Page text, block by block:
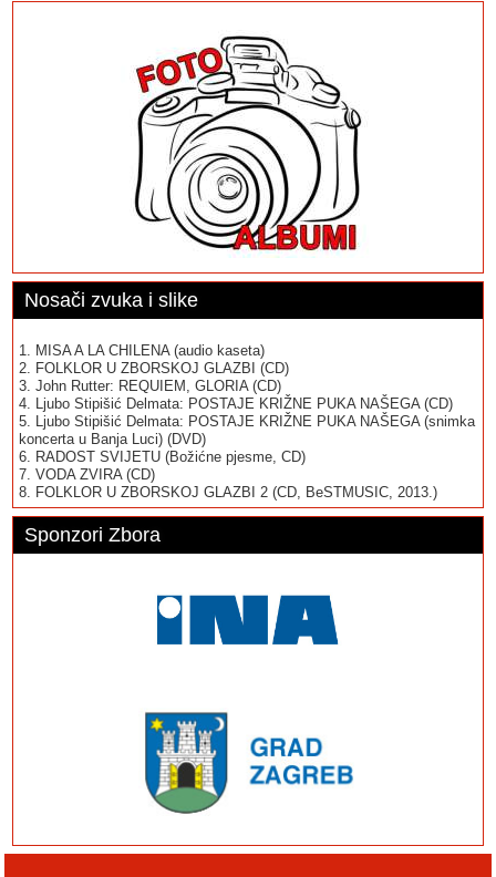
Nosači zvuka i slike
1. MISA A LA CHILENA (audio kaseta)
2. FOLKLOR U ZBORSKOJ GLAZBI (CD)
3. John Rutter: REQUIEM, GLORIA (CD)
4. Ljubo Stipišić Delmata: POSTAJE KRIŽNE PUKA NAŠEGA (CD)
5. Ljubo Stipišić Delmata: POSTAJE KRIŽNE PUKA NAŠEGA (snimka
koncerta u Banja Luci) (DVD)
6. RADOST SVIJETU (Božićne pjesme, CD)
7. VODA ZVIRA (CD)
8. FOLKLOR U ZBORSKOJ GLAZBI 2 (CD, BeSTMUSIC, 2013.)
Sponzori Zbora